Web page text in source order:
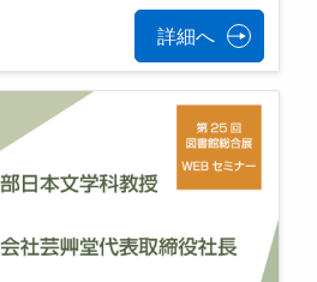
詳細へ